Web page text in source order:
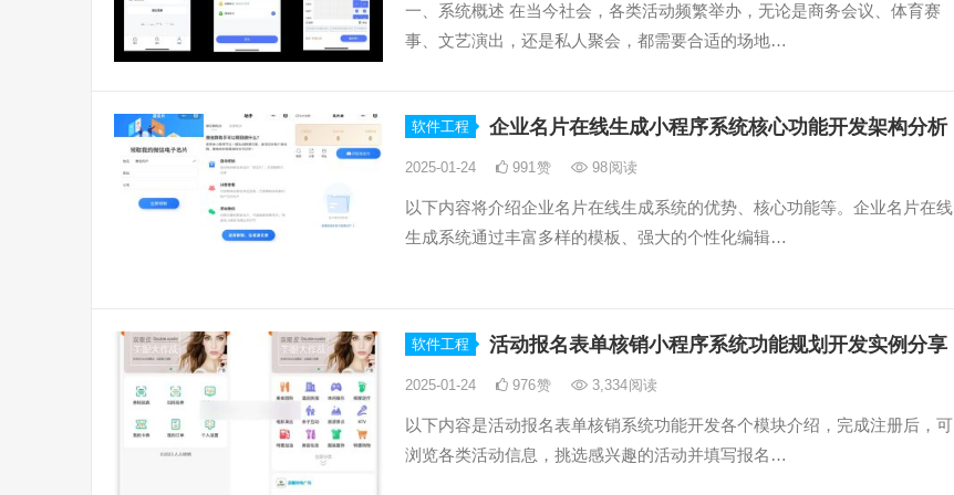
一、系统概述 在当今社会，各类活动频繁举办，无论是商务会议、体育赛
事、文艺演出，还是私人聚会，都需要合适的场地…
软件工程 企业名片在线生成小程序系统核心功能开发架构分析
2025-01-24 991赞 98阅读
以下内容将介绍企业名片在线生成系统的优势、核心功能等。企业名片在线
生成系统通过丰富多样的模板、强大的个性化编辑…
软件工程 活动报名表单核销小程序系统功能规划开发实例分享
2025-01-24 976赞 3,334阅读
以下内容是活动报名表单核销系统功能开发各个模块介绍，完成注册后，可
浏览各类活动信息，挑选感兴趣的活动并填写报名…